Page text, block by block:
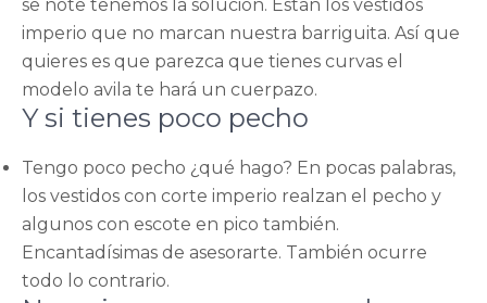
se note tenemos la solución. Están los vestidos
imperio que no marcan nuestra barriguita. Así que
quieres es que parezca que tienes curvas el
modelo avila te hará un cuerpazo.
Y si tienes poco pecho
Tengo poco pecho ¿qué hago? En pocas palabras,
los vestidos con corte imperio realzan el pecho y
algunos con escote en pico también.
Encantadísimas de asesorarte. También ocurre
todo lo contrario.